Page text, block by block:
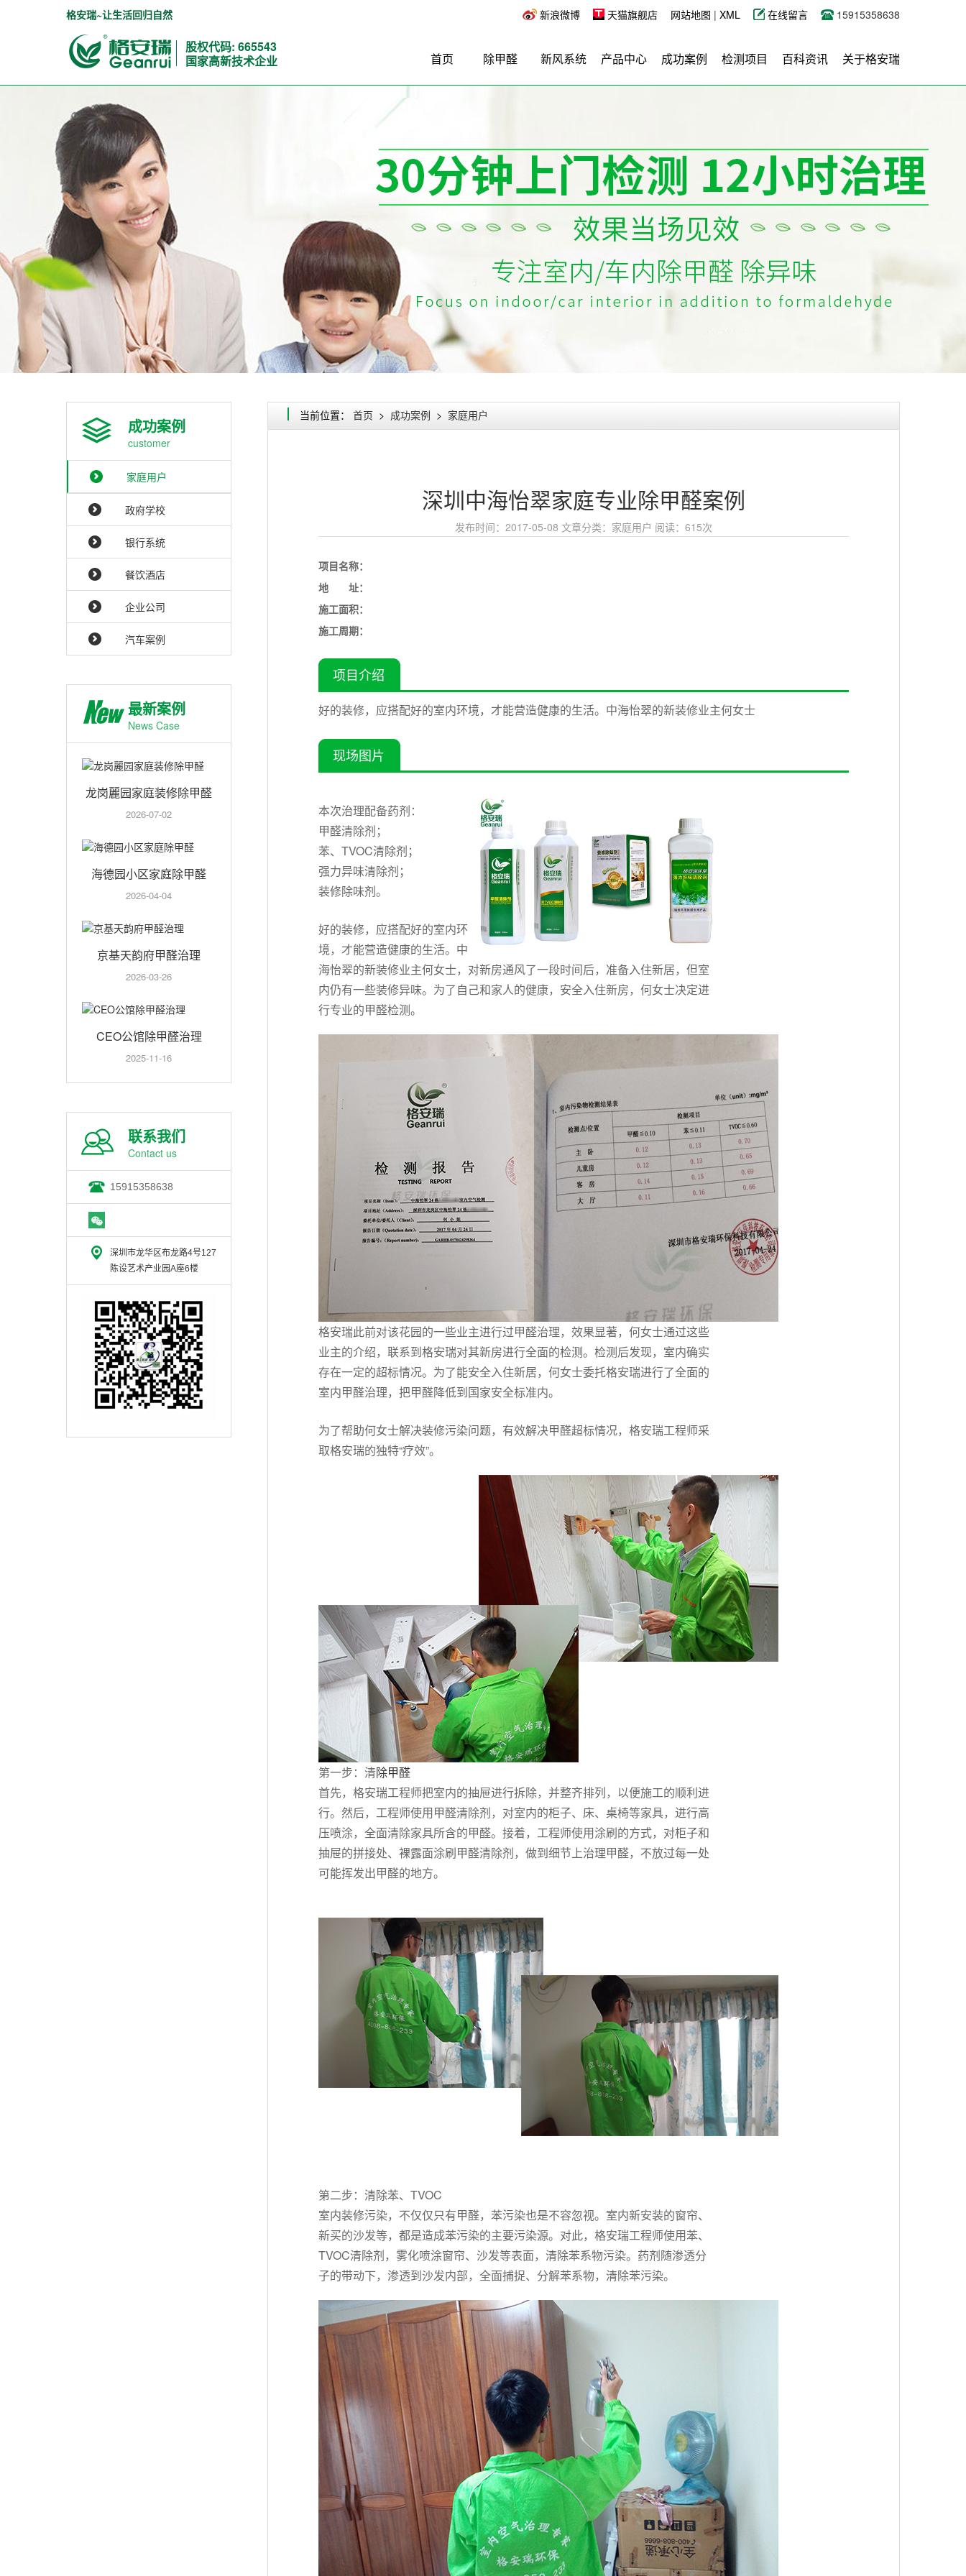
格安瑞~让生活回归自然 新浪微博 天猫旗舰店 网站地图 | XML 在线留言 15915358638
股权代码: 665543
国家高新技术企业
首页 除甲醛 新风系统 产品中心 成功案例 检测项目 百科资讯 关于格安瑞
成功案例
customer
家庭用户
政府学校
银行系统
餐饮酒店
企业公司
汽车案例
最新案例
News Case
龙岗麗园家庭装修除甲醛
2026-07-02
海德园小区家庭除甲醛
2026-04-04
京基天韵府甲醛治理
2026-03-26
CEO公馆除甲醛治理
2025-11-16
联系我们
Contact us
15915358638
深圳市龙华区布龙路4号127
陈设艺术产业园A座6楼
当前位置： 首页 > 成功案例 > 家庭用户
深圳中海怡翠家庭专业除甲醛案例
发布时间：2017-05-08 文章分类： 家庭用户 阅读： 615次
项目名称：
地 址：
施工面积：
施工周期：
项目介绍
好的装修，应搭配好的室内环境，才能营造健康的生活。中海怡翠的新装修业主何女士
现场图片
本次治理配备药剂：
甲醛清除剂；
苯、TVOC清除剂；
强力异味清除剂；
装修除味剂。
好的装修，应搭配好的室内环
境，才能营造健康的生活。中
海怡翠的新装修业主何女士，对新房通风了一段时间后，准备入住新居，但室
内仍有一些装修异味。为了自己和家人的健康，安全入住新房，何女士决定进
行专业的甲醛检测。
格安瑞此前对该花园的一些业主进行过甲醛治理，效果显著，何女士通过这些
业主的介绍，联系到格安瑞对其新房进行全面的检测。检测后发现，室内确实
存在一定的超标情况。为了能安全入住新居，何女士委托格安瑞进行了全面的
室内甲醛治理，把甲醛降低到国家安全标准内。
为了帮助何女士解决装修污染问题，有效解决甲醛超标情况，格安瑞工程师采
取格安瑞的独特“疗效”。
第一步：清除甲醛
首先，格安瑞工程师把室内的抽屉进行拆除，并整齐排列，以便施工的顺利进
行。然后，工程师使用甲醛清除剂，对室内的柜子、床、桌椅等家具，进行高
压喷涂，全面清除家具所含的甲醛。接着，工程师使用涂刷的方式，对柜子和
抽屉的拼接处、裸露面涂刷甲醛清除剂，做到细节上治理甲醛，不放过每一处
可能挥发出甲醛的地方。
第二步：清除苯、TVOC
室内装修污染，不仅仅只有甲醛，苯污染也是不容忽视。室内新安装的窗帘、
新买的沙发等，都是造成苯污染的主要污染源。对此，格安瑞工程师使用苯、
TVOC清除剂，雾化喷涂窗帘、沙发等表面，清除苯系物污染。药剂随渗透分
子的带动下，渗透到沙发内部，全面捕捉、分解苯系物，清除苯污染。